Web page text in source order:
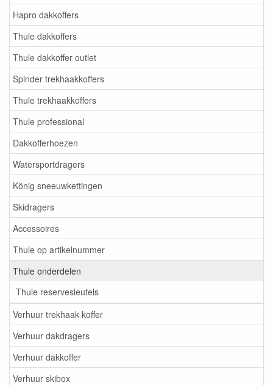
Hapro dakkoffers
Thule dakkoffers
Thule dakkoffer outlet
Spinder trekhaakkoffers
Thule trekhaakkoffers
Thule professional
Dakkofferhoezen
Watersportdragers
König sneeuwkettingen
Skidragers
Accessoires
Thule op artikelnummer
Thule onderdelen
Thule reservesleutels
Verhuur trekhaak koffer
Verhuur dakdragers
Verhuur dakkoffer
Verhuur skibox